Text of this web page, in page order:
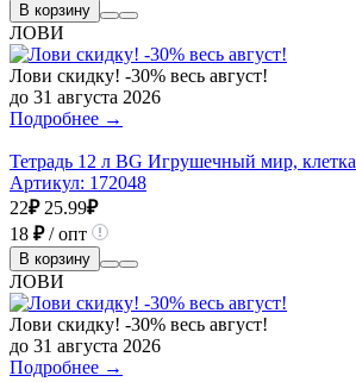
В корзину
ЛОВИ
Лови скидку! -30% весь август!
до 31 августа 2026
Подробнее →
Тетрадь 12 л BG Игрушечный мир, клетка
Артикул: 172048
22₽ 25.99₽
18 ₽/ опт
В корзину
ЛОВИ
Лови скидку! -30% весь август!
до 31 августа 2026
Подробнее →